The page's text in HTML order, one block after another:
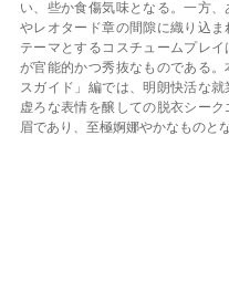
い、些か食傷気味となる。一方
やレオタード章の間隙に織り込ま
テーマとするコスチュームプレイ
が官能的かつ秀抜なものである
スガイド」編では、明朗快活な就
虚ろな表情を醸しての脱衣シーク
眉であり、至極婀娜やかなものと